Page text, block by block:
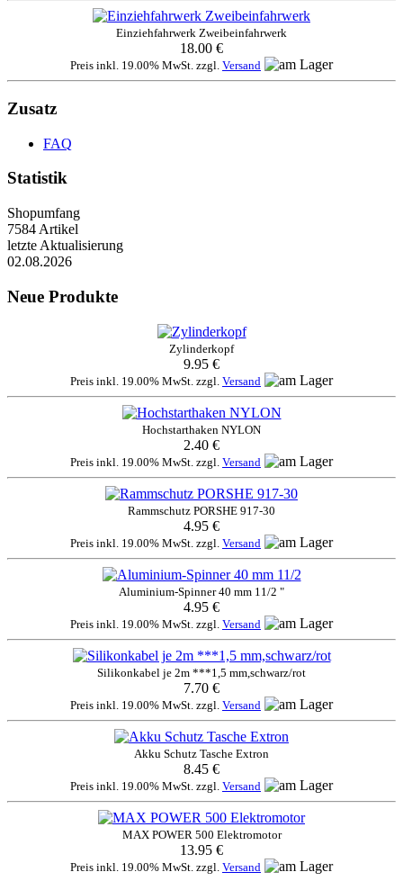
Einziehfahrwerk Zweibeinfahrwerk
18.00 €
Preis inkl. 19.00% MwSt. zzgl. Versand
Zusatz
FAQ
Statistik
Shopumfang
7584 Artikel
letzte Aktualisierung
02.08.2026
Neue Produkte
Zylinderkopf
9.95 €
Preis inkl. 19.00% MwSt. zzgl. Versand
Hochstarthaken NYLON
2.40 €
Preis inkl. 19.00% MwSt. zzgl. Versand
Rammschutz PORSHE 917-30
4.95 €
Preis inkl. 19.00% MwSt. zzgl. Versand
Aluminium-Spinner 40 mm 11/2 "
4.95 €
Preis inkl. 19.00% MwSt. zzgl. Versand
Silikonkabel je 2m ***1,5 mm,schwarz/rot
7.70 €
Preis inkl. 19.00% MwSt. zzgl. Versand
Akku Schutz Tasche Extron
8.45 €
Preis inkl. 19.00% MwSt. zzgl. Versand
MAX POWER 500 Elektromotor
13.95 €
Preis inkl. 19.00% MwSt. zzgl. Versand